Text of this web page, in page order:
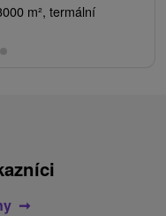
m², termální